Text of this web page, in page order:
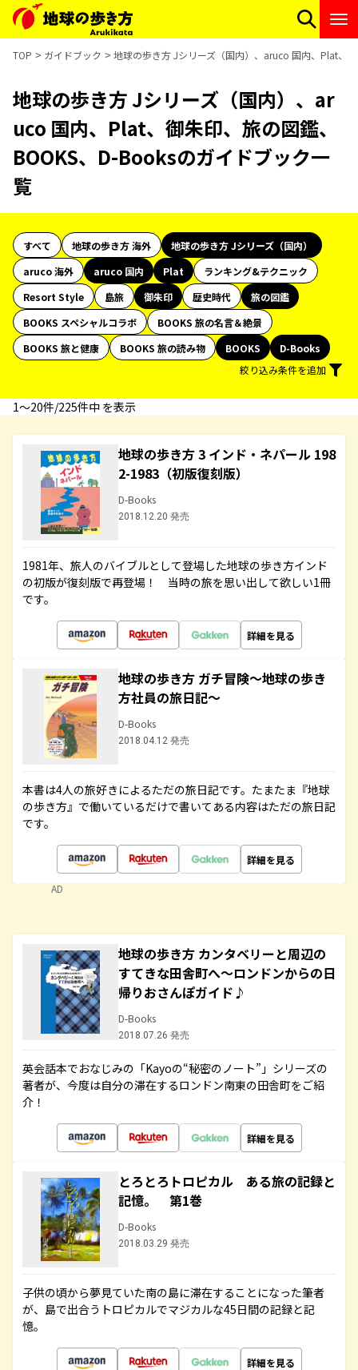
TOP ガイドブック 地球の歩き方 Jシリーズ（国内）、aruco 国内、Plat、
地球の歩き方 Jシリーズ（国内）、ar
uco 国内、Plat、御朱印、旅の図鑑、
BOOKS、D-Booksのガイドブック一
覧
すべて 地球の歩き方 海外
地球の歩き方 Jシリーズ（国内）
aruco 海外
aruco 国内 Plat
ランキング&テクニック
Resort Style
島旅 御朱印 歴史時代
旅の図鑑
BOOKS スペシャルコラボ
BOOKS 旅の名言＆絶景
BOOKS 旅と健康
BOOKS 旅の読み物 BOOKS
D-Books
絞り込み条件を追加
1〜20件/225件中 を表示
地球の歩き方 3 インド・ネパール 198
2-1983（初版復刻版）
D-Books
2018.12.20 発売
1981年、旅人のバイブルとして登場した地球の歩き方インド
の初版が復刻版で再登場！ 当時の旅を思い出して欲しい1冊
です。
詳細を見る
地球の歩き方 ガチ冒険～地球の歩き
方社員の旅日記～
D-Books
2018.04.12 発売
本書は4人の旅好きによるただの旅日記です。たまたま『地球
の歩き方』で働いているだけで書いてある内容はただの旅日記
です。
詳細を見る
AD
地球の歩き方 カンタベリーと周辺の
すてきな田舎町へ～ロンドンからの日
帰りおさんぽガイド♪
D-Books
2018.07.26 発売
英会話本でおなじみの「Kayoの“秘密のノート”」シリーズの
著者が、今度は自分の滞在するロンドン南東の田舎町をご紹
介！
詳細を見る
とろとろトロピカル ある旅の記録と
記憶。 第1巻
D-Books
2018.03.29 発売
子供の頃から夢見ていた南の島に滞在することになった筆者
が、島で出合うトロピカルでマジカルな45日間の記録と記
憶。
詳細を見る